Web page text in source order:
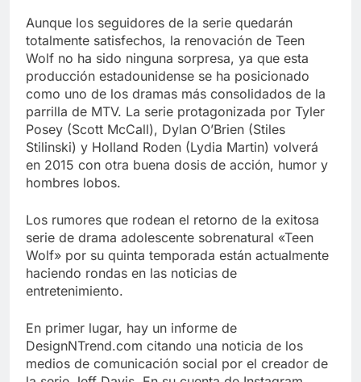
Aunque los seguidores de la serie quedarán
totalmente satisfechos, la renovación de Teen
Wolf no ha sido ninguna sorpresa, ya que esta
producción estadounidense se ha posicionado
como uno de los dramas más consolidados de la
parrilla de MTV. La serie protagonizada por Tyler
Posey (Scott McCall), Dylan O’Brien (Stiles
Stilinski) y Holland Roden (Lydia Martin) volverá
en 2015 con otra buena dosis de acción, humor y
hombres lobos.
Los rumores que rodean el retorno de la exitosa
serie de drama adolescente sobrenatural «Teen
Wolf» por su quinta temporada están actualmente
haciendo rondas en las noticias de
entretenimiento.
En primer lugar, hay un informe de
DesignNTrend.com citando una noticia de los
medios de comunicación social por el creador de